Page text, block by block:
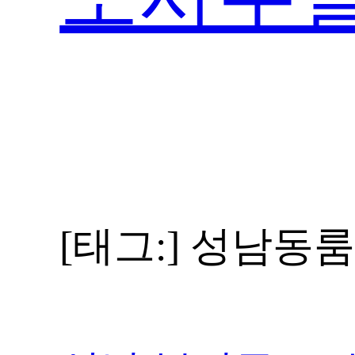
[태그:] 성남동